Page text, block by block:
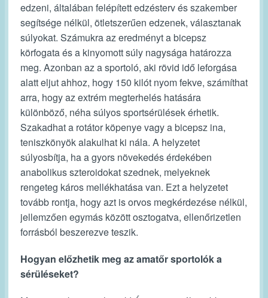
edzeni, általában felépített edzésterv és szakember
segítsége nélkül, ötletszerűen edzenek, választanak
súlyokat. Számukra az eredményt a bicepsz
körfogata és a kinyomott súly nagysága határozza
meg. Azonban az a sportoló, aki rövid idő leforgása
alatt eljut ahhoz, hogy 150 kilót nyom fekve, számíthat
arra, hogy az extrém megterhelés hatására
különböző, néha súlyos sportsérülések érhetik.
Szakadhat a rotátor köpenye vagy a bicepsz ina,
teniszkönyök alakulhat ki nála. A helyzetet
súlyosbítja, ha a gyors növekedés érdekében
anabolikus szteroidokat szednek, melyeknek
rengeteg káros mellékhatása van. Ezt a helyzetet
tovább rontja, hogy azt is orvos megkérdezése nélkül,
jellemzően egymás között osztogatva, ellenőrizetlen
forrásból beszerezve teszik.
Hogyan előzhetik meg az amatőr sportolók a
sérüléseket?